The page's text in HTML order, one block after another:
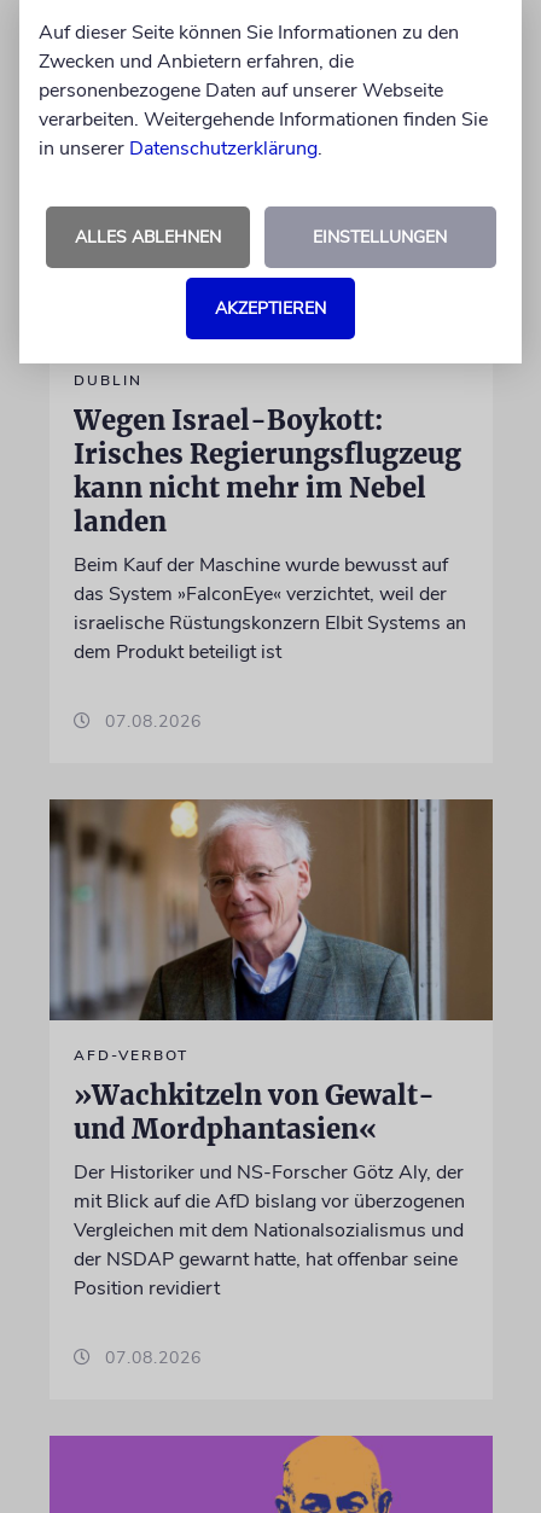
07.08.2026
DUBLIN
Wegen Israel-Boykott:
Irisches Regierungsflugzeug
kann nicht mehr im Nebel
landen
Beim Kauf der Maschine wurde bewusst auf
das System »FalconEye« verzichtet, weil der
israelische Rüstungskonzern Elbit Systems an
dem Produkt beteiligt ist
07.08.2026
AFD-VERBOT
»Wachkitzeln von Gewalt-
und Mordphantasien«
Der Historiker und NS-Forscher Götz Aly, der
mit Blick auf die AfD bislang vor überzogenen
Vergleichen mit dem Nationalsozialismus und
der NSDAP gewarnt hatte, hat offenbar seine
Position revidiert
07.08.2026
Auf dieser Seite können Sie Informationen zu den
Zwecken und Anbietern erfahren, die
personenbezogene Daten auf unserer Webseite
verarbeiten. Weitergehende Informationen finden Sie
in unserer Datenschutzerklärung.
ALLES ABLEHNEN EINSTELLUNGEN
AKZEPTIEREN